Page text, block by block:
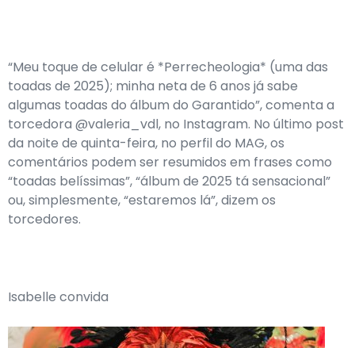
“Meu toque de celular é *Perrecheologia* (uma das
toadas de 2025); minha neta de 6 anos já sabe
algumas toadas do álbum do Garantido”, comenta a
torcedora @valeria_vdl, no Instagram. No último post
da noite de quinta-feira, no perfil do MAG, os
comentários podem ser resumidos em frases como
“toadas belíssimas”, “álbum de 2025 tá sensacional”
ou, simplesmente, “estaremos lá”, dizem os
torcedores.
Isabelle convida